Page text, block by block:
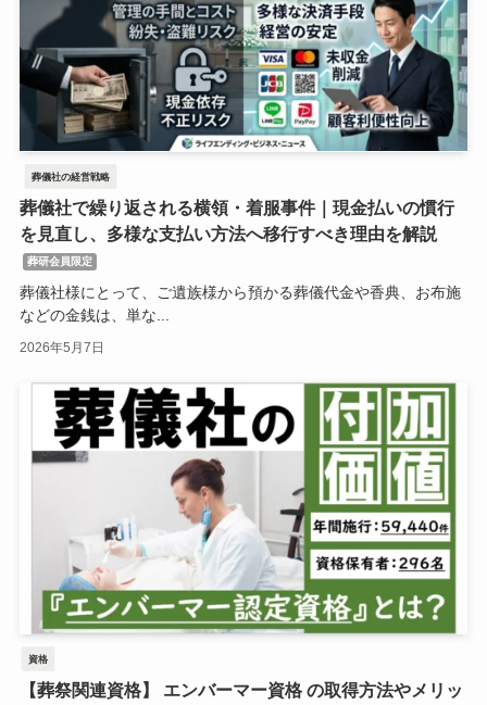
葬儀社の経営戦略
葬儀社で繰り返される横領・着服事件｜現金払いの慣行
を見直し、多様な支払い方法へ移行すべき理由を解説
葬研会員限定
葬儀社様にとって、ご遺族様から預かる葬儀代金や香典、お布施
などの金銭は、単な...
2026年5月7日
資格
【葬祭関連資格】 エンバーマー資格 の取得方法やメリッ